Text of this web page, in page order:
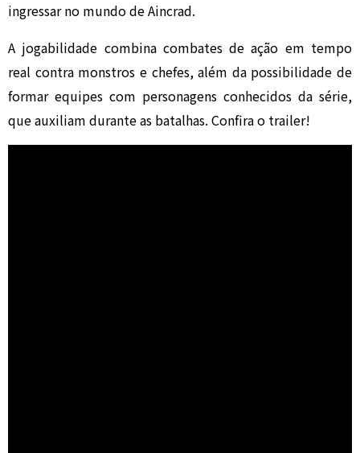
ingressar no mundo de Aincrad.
A jogabilidade combina combates de ação em tempo
real contra monstros e chefes, além da possibilidade de
formar equipes com personagens conhecidos da série,
que auxiliam durante as batalhas. Confira o trailer!